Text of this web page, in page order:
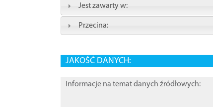
Jest zawarty w:
Przecina:
JAKOŚĆ DANYCH:
Informacje na temat danych źródłowych: